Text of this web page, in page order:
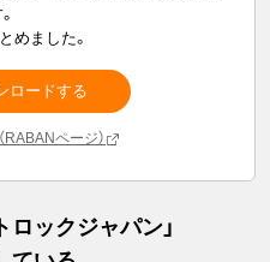
めました。
ロードする
ページ）
ロックジャパン 」